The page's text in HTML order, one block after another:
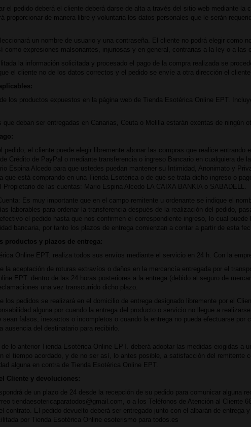
el pedido deberá el cliente deberá darse de alta a través del sitio web mediante la
proporcionar de manera libre y voluntaria los datos personales que le serán
un nombre de usuario y una contraseña. El cliente no podrá elegir como
como expresiones malsonantes, injuriosas y en general, contrarias a la ley o a las
la información solicitada y procesado el pago de la compra realizada se
el cliente no de los datos correctos y el pedido se envíe a otra dirección el
los productos expuestos en la página web de Tienda Esotérica Online EPT.
que deban ser entregadas en Canarias, Ceuta o Melilla estarán exentas de ningún
pedido, el cliente puede elegir libremente abonar las compras que realice entrando
Crédito de PayPal o mediante transferencia o ingreso Bancario en cualquiera de
Espina Alcedo para que ustedes puedan mantener su Intimidad, Anonimato y
que está comprando en una Tienda Esotérica o de que se trata dicho ingreso o
Propietario de las cuentas: Mario Espina Alcedo LA CAIXA BANKIA o SABADELL.
Es muy importante que en el campo remitente u ordenante se indique el
laborables para ordenar la transferencia después de la realización del pedido,
el pedido hasta que nos confirmen el correspondiente ingreso, lo cual
bancaria, por tanto los plazos de entrega comienzan a contar a partir de esta
productos y plazos de entrega:
Online EPT. realiza todos sus envíos mediante el servicio en 24 h. Con la
la aceptación de roturas extravíos o daños en la mercancía entregada por el
EPT. dentro de las 24 horas posteriores a la entrega (debido al seguro de
una vez transcurrido dicho plazo.
los pedidos se realizará en el domicilio de entrega designado libremente por el
alguna por cuando la entrega del producto o servicio no llegue a
sean falsos, inexactos o incompletos o cuando la entrega no pueda efectuarse por
ausencia del destinatario para recibirlo.
lo anterior Tienda Esotérica Online EPT. deberá adoptar las medidas exigidas a
el tiempo acordado, y de no ser así, lo antes posible, a satisfacción del remitente
alguna en contra de Tienda Esotérica Online EPT.
Cliente y devoluciones:
de un plazo de 24 desde la recepción de su pedido para comunicar alguna
tiendaesotericaparatodos@gmail.com, o a los Teléfonos de Atención al Cliente
contrato. El pedido devuelto deberá ser entregado junto con el albarán de
por Tienda Esotérica Online esoterismo para todos.es